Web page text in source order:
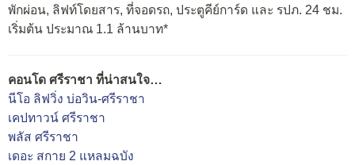
พักผ่อน, ลิฟท์โดยสาร, ที่จอดรถ, ประตูคีย์การ์ด และ รปภ. 24 ชม.
เริ่มต้น ประมาณ 1.1 ล้านบาท*
คอนโด ศรีราชา ที่น่าสนใจ…
นีโอ ลิฟวิ่ง บ่อวิน-ศรีราชา
เคปทาวน์ ศรีราชา
พลัส ศรีราชา
เดอะ สกาย 2 แหลมฉบัง